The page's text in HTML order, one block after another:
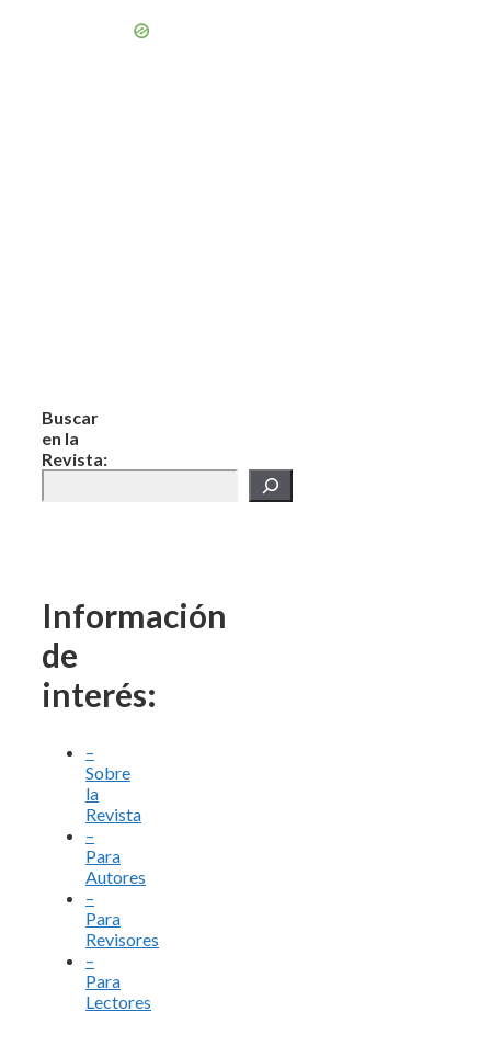
Buscar
en la
Revista:
Información
de
interés:
–
Sobre
la
Revista
–
Para
Autores
–
Para
Revisores
–
Para
Lectores